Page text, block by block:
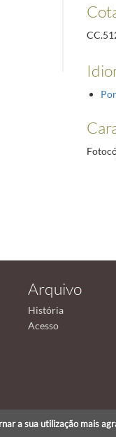
Arquivo
História
Acesso
a sua utilização mais